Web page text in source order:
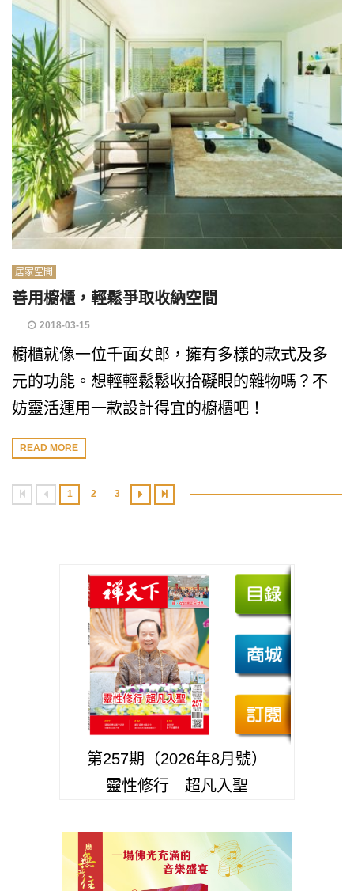
居家空間
善用櫥櫃，輕鬆爭取收納空間
2018-03-15
櫥櫃就像一位千面女郎，擁有多樣的款式及多
元的功能。想輕輕鬆鬆收拾礙眼的雜物嗎？不
妨靈活運用一款設計得宜的櫥櫃吧！
READ MORE
1 2 3
第257期（2026年8月號）
靈性修行 超凡入聖